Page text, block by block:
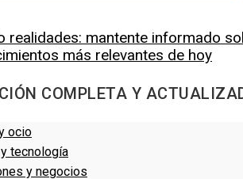
realidades: mantente informado
más relevantes de hoy
COMPLETA Y
ocio
tecnología
y negocios